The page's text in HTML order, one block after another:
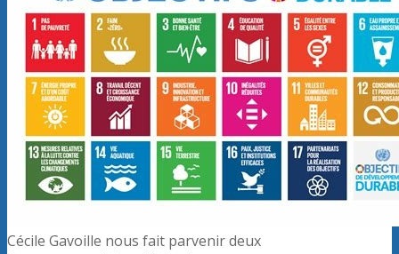
Cécile Gavoille nous fait parvenir deux